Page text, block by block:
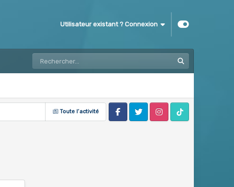
Utilisateur existant ? Connexion
Toute l’activité
FacebookTwitter InstagramTik Tok